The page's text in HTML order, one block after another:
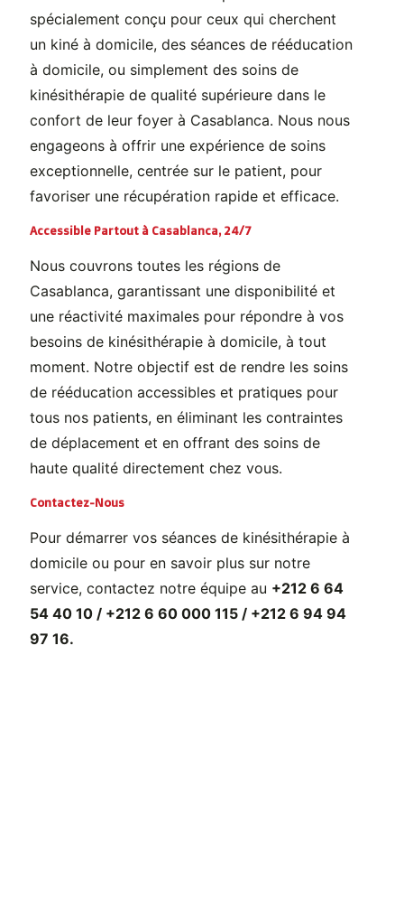
spécialement conçu pour ceux qui cherchent
un kiné à domicile, des séances de rééducation
à domicile, ou simplement des soins de
kinésithérapie de qualité supérieure dans le
confort de leur foyer à Casablanca. Nous nous
engageons à offrir une expérience de soins
exceptionnelle, centrée sur le patient, pour
favoriser une récupération rapide et efficace.
Accessible Partout à Casablanca, 24/7
Nous couvrons toutes les régions de
Casablanca, garantissant une disponibilité et
une réactivité maximales pour répondre à vos
besoins de kinésithérapie à domicile, à tout
moment. Notre objectif est de rendre les soins
de rééducation accessibles et pratiques pour
tous nos patients, en éliminant les contraintes
de déplacement et en offrant des soins de
haute qualité directement chez vous.
Contactez-Nous
Pour démarrer vos séances de kinésithérapie à
domicile ou pour en savoir plus sur notre
service, contactez notre équipe au +212 6 64
54 40 10 / +212 6 60 000 115 / +212 6 94 94
97 16.